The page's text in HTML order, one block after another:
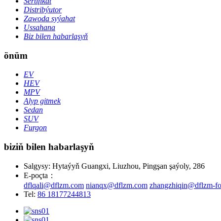
Distribýutor
Zawoda syýahat
Ussahana
Biz bilen habarlaşyň
önüm
EV
HEV
MPV
Alyp gitmek
Sedan
SUV
Furgon
biziň bilen habarlaşyň
Salgysy: Hytaýyň Guangxi, Liuzhou, Pingşan şaýoly, 286
E-poçta：
dflqali@dflzm.com nianqx@dflzm.com zhangzhiqin@dflzm-
Tel: 86 18177244813